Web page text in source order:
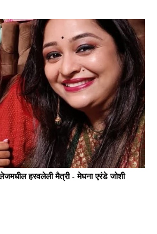
हरवलेली मैत्री - मेघना एरंडे जोशी